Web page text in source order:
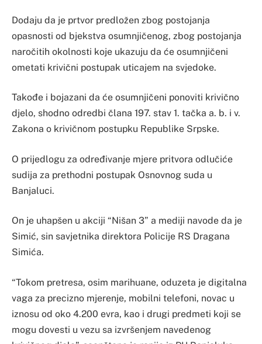
Dodaju da je prtvor predložen zbog postojanja
opasnosti od bjekstva osumnjičenog, zbog postojanja
naročitih okolnosti koje ukazuju da će osumnjičeni
ometati krivični postupak uticajem na svjedoke.
Takođe i bojazani da će osumnjičeni ponoviti krivično
djelo, shodno odredbi člana 197. stav 1. tačka a. b. i v.
Zakona o krivičnom postupku Republike Srpske.
O prijedlogu za određivanje mjere pritvora odlučiće
sudija za prethodni postupak Osnovnog suda u
Banjaluci.
On je uhapšen u akciji “Nišan 3” a mediji navode da je
Simić, sin savjetnika direktora Policije RS Dragana
Simića.
“Tokom pretresa, osim marihuane, oduzeta je digitalna
vaga za precizno mjerenje, mobilni telefoni, novac u
iznosu od oko 4.200 evra, kao i drugi predmeti koji se
mogu dovesti u vezu sa izvršenjem navedenog